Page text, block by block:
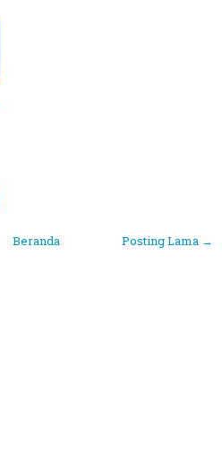
Posting Lama →
Beranda